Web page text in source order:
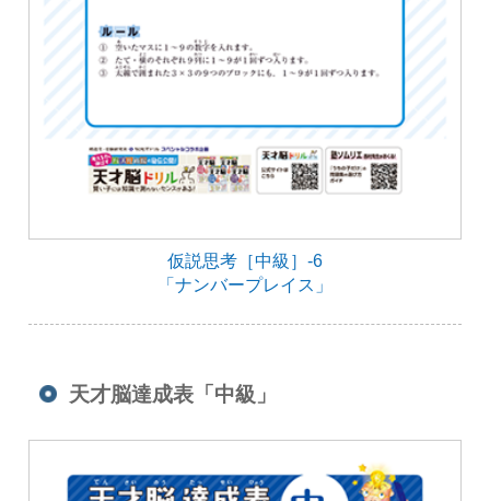
仮説思考［中級］-6
「ナンバープレイス」
天才脳達成表「中級」